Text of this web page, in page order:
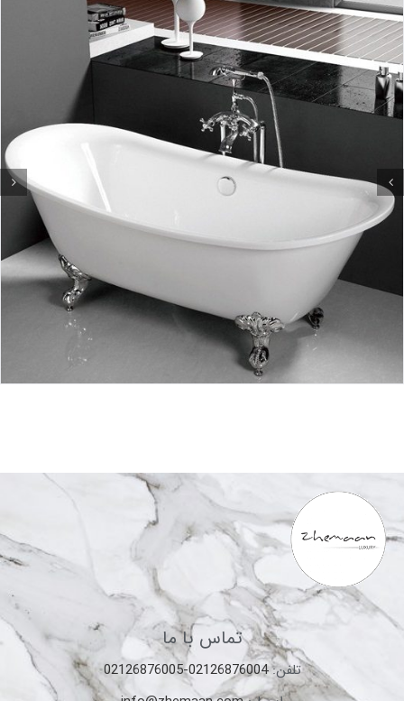
تماس با ما
تلفن:02126876004-02126876005